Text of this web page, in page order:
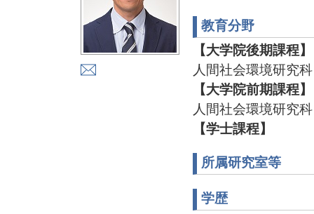
教育分野
【大学院後期課程】
人間社会環境研究
【大学院前期課程】
人間社会環境研究
【学士課程】
所属研究室等
学歴